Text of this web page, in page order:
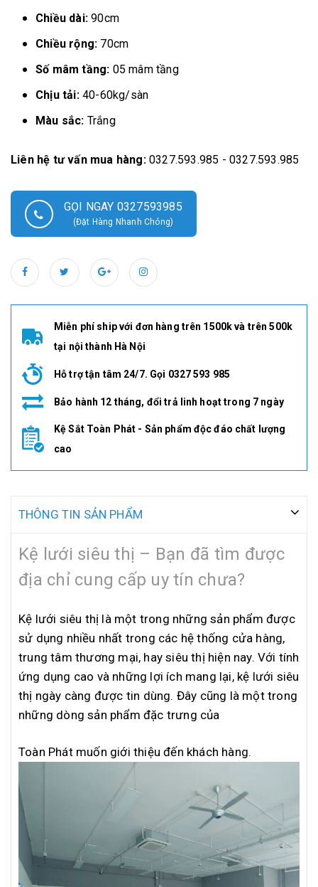
Chiều dài: 90cm
Chiều rộng: 70cm
Số mâm tầng: 05 mâm tầng
Chịu tải:40-60kg/sàn
Màu sắc: Trắng
Liên hệ tư vấn mua hàng:0327.593.985 - 0327.593.985
GỌI NGAY 0327593985
(Đặt Hàng Nhanh Chóng)
Miễn phí ship với đơn hàng trên 1500k và trên 500k
tại nội thành Hà Nội
Hỗ trợ tận tâm 24/7. Gọi 0327 593 985
Bảo hành 12 tháng, đổi trả linh hoạt trong 7 ngày
Kệ Sắt Toàn Phát - Sản phẩm độc đáo chất lượng
cao
THÔNG TIN SẢN PHẨM
Kệ lưới siêu thị – Bạn đã tìm được
địa chỉ cung cấp uy tín chưa?
Kệ lưới siêu thị là một trong những sản phẩm được
sử dụng nhiều nhất trong các hệ thống cửa hàng,
trung tâm thương mại, hay siêu thị hiện nay. Với tính
ứng dụng cao và những lợi ích mang lại, kệ lưới siêu
thị ngày càng được tin dùng. Đây cũng là một trong
những dòng sản phẩm đặc trưng của
Toàn Phát muốn giới thiệu đến khách hàng.